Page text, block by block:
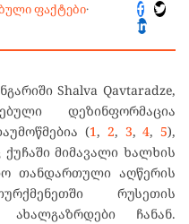
ფაქტები·
Shalva Qavtaradze,
დეზინფორმაცია
(1, 2, 3,4,5),
მიმავალი ხალხის
თანდართული აღწერის
რუსეთის
ჩანან.